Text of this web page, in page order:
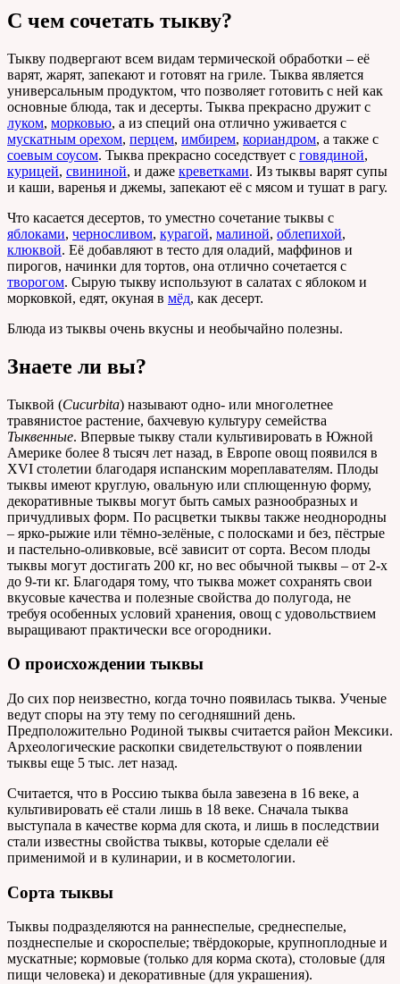
С чем сочетать тыкву?
Тыкву подвергают всем видам термической обработки – её
варят, жарят, запекают и готовят на гриле. Тыква является
универсальным продуктом, что позволяет готовить с ней как
основные блюда, так и десерты. Тыква прекрасно дружит с
луком, морковью, а из специй она отлично уживается с
мускатным орехом, перцем, имбирем, кориандром, а также с
соевым соусом. Тыква прекрасно соседствует с говядиной,
курицей, свининой, и даже креветками. Из тыквы варят супы
и каши, варенья и джемы, запекают её с мясом и тушат в рагу.
Что касается десертов, то уместно сочетание тыквы с
яблоками, черносливом, курагой, малиной, облепихой,
клюквой. Её добавляют в тесто для оладий, маффинов и
пирогов, начинки для тортов, она отлично сочетается с
творогом. Сырую тыкву используют в салатах с яблоком и
морковкой, едят, окуная в мёд, как десерт.
Блюда из тыквы очень вкусны и необычайно полезны.
Знаете ли вы?
Тыквой (Cucurbita) называют одно- или многолетнее
травянистое растение, бахчевую культуру семейства
Тыквенные. Впервые тыкву стали культивировать в Южной
Америке более 8 тысяч лет назад, в Европе овощ появился в
XVI столетии благодаря испанским мореплавателям. Плоды
тыквы имеют круглую, овальную или сплющенную форму,
декоративные тыквы могут быть самых разнообразных и
причудливых форм. По расцветки тыквы также неоднородны
– ярко-рыжие или тёмно-зелёные, с полосками и без, пёстрые
и пастельно-оливковые, всё зависит от сорта. Весом плоды
тыквы могут достигать 200 кг, но вес обычной тыквы – от 2-х
до 9-ти кг. Благодаря тому, что тыква может сохранять свои
вкусовые качества и полезные свойства до полугода, не
требуя особенных условий хранения, овощ с удовольствием
выращивают практически все огородники.
О происхождении тыквы
До сих пор неизвестно, когда точно появилась тыква. Ученые
ведут споры на эту тему по сегодняшний день.
Предположительно Родиной тыквы считается район Мексики.
Археологические раскопки свидетельствуют о появлении
тыквы еще 5 тыс. лет назад.
Считается, что в Россию тыква была завезена в 16 веке, а
культивировать её стали лишь в 18 веке. Сначала тыква
выступала в качестве корма для скота, и лишь в последствии
стали известны свойства тыквы, которые сделали её
применимой и в кулинарии, и в косметологии.
Сорта тыквы
Тыквы подразделяются на раннеспелые, среднеспелые,
позднеспелые и скороспелые; твёрдокорые, крупноплодные и
мускатные; кормовые (только для корма скота), столовые (для
пищи человека) и декоративные (для украшения).